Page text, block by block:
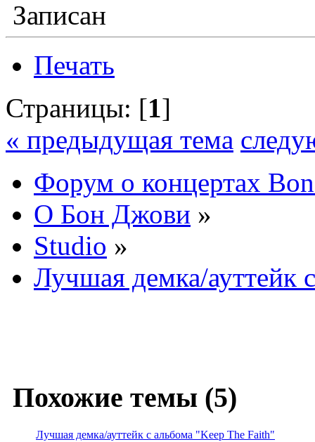
Записан
Печать
Страницы: [1]
« предыдущая тема
Форум о концертах
О Бон Джови »
Studio »
Лучшая демка/ауттейк
Похожие темы (5)
Лучшая демка/ауттейк с альбома "Keep The Faith"